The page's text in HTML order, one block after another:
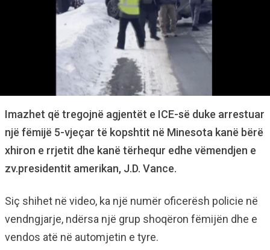
Imazhet që tregojnë agjentët e ICE-së duke arrestuar
një fëmijë 5-vjeçar të kopshtit në Minesota kanë bërë
xhiron e rrjetit dhe kanë tërhequr edhe vëmendjen e
zv.presidentit amerikan, J.D. Vance.
Siç shihet në video, ka një numër oficerësh policie në
vendngjarje, ndërsa një grup shoqëron fëmijën dhe e
vendos atë në automjetin e tyre.